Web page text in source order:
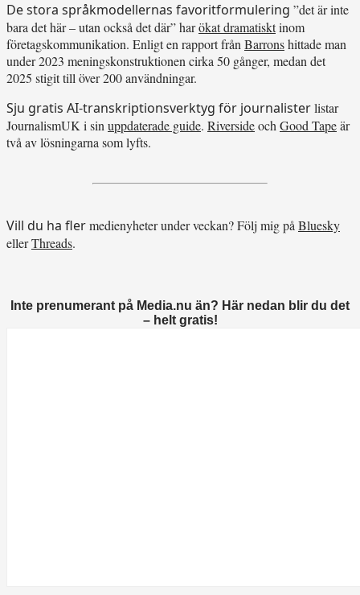
De stora språkmodellernas favoritformulering ”det är inte
bara det här – utan också det där” harökat dramatisktinom
företagskommunikation. Enligt en rapport frånBarronshittade man
under 2023 meningskonstruktionen cirka 50 gånger, medan det
2025 stigit till över 200 användningar.
Sju gratis AI-transkriptionsverktyg för journalisterlistar
JournalismUK i sinuppdaterade guide. RiversideochGood Tapeär
två av lösningarna som lyfts.
Vill du ha flermedienyheter under veckan? Följ mig påBluesky
ellerThreads.
Inte prenumerant på Media.nu än? Här nedan blir du det
– helt gratis!